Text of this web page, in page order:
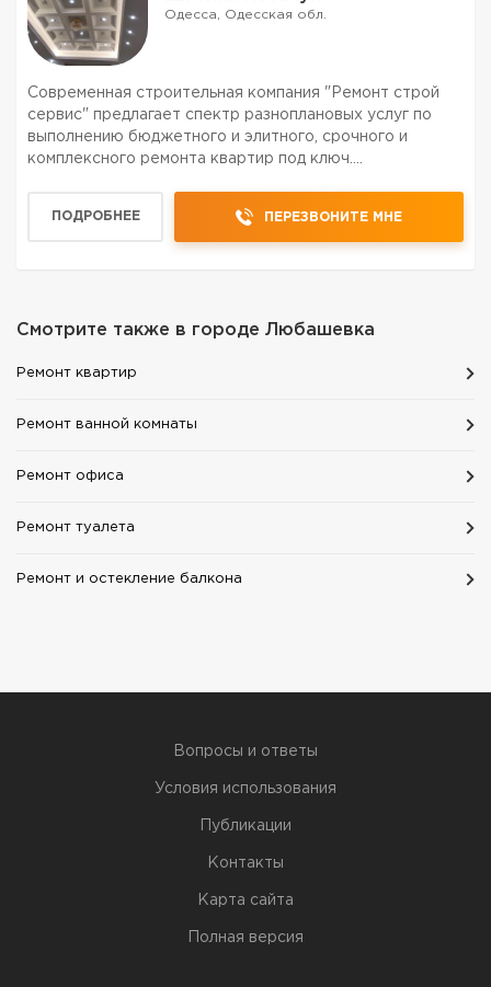
Одесса, Одесская обл.
Современная строительная компания "Ремонт строй
сервис" предлагает спектр разноплановых услуг по
выполнению бюджетного и элитного, срочного и
комплексного ремонта квартир под ключ.
Срочный ремонт квар...
ПОДРОБНЕЕ ПЕРЕЗВОНИТЕ МНЕ
Смотрите также в городе Любашевка
Ремонт квартир
Ремонт ванной комнаты
Ремонт офиса
Ремонт туалета
Ремонт и остекление балкона
Вопросы и ответы
Условия использования
Публикации
Контакты
Карта сайта
Полная версия